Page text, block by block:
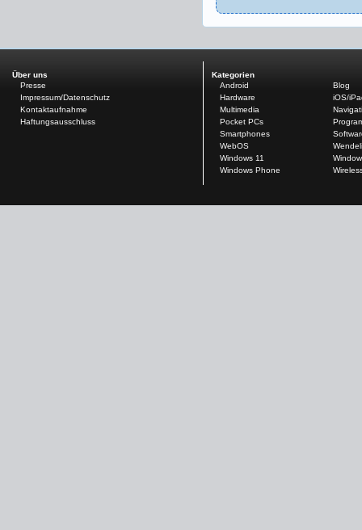
Über uns
Presse
Impressum/Datenschutz
Kontaktaufnahme
Haftungsausschluss
Kategorien
Android
Blog
Hardware
iOS/
Multimedia
Pocket PCs
Smartphones
WebOS
Windows 11
Windows Phone